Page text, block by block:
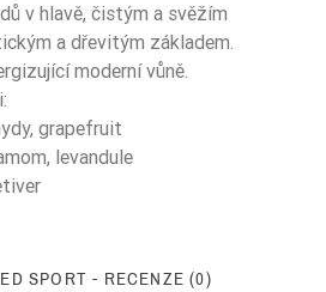
v hlavě, čistým a svěžím
a dřevitým základem.
moderní vůně.
grapefruit
levandule
SPORT - RECENZE (0)